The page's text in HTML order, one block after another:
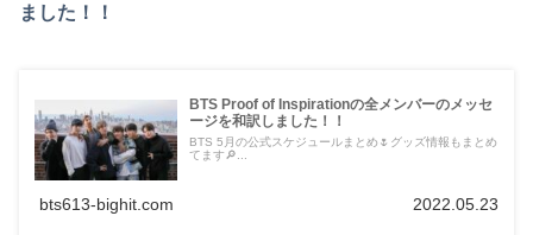
ました！！
BTS Proof of Inspirationの全メンバーのメッセ
ージを和訳しました！！
BTS 5月の公式スケジュールまとめ🌷グッズ情報もまとめ
てます🔎...
bts613-bighit.com 2022.05.23